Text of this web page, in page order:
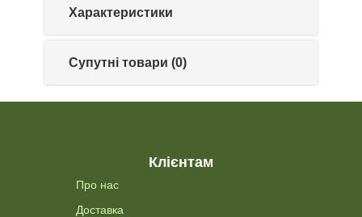
Характеристики
Супутні товари (0)
Клієнтам
Про нас
Доставка